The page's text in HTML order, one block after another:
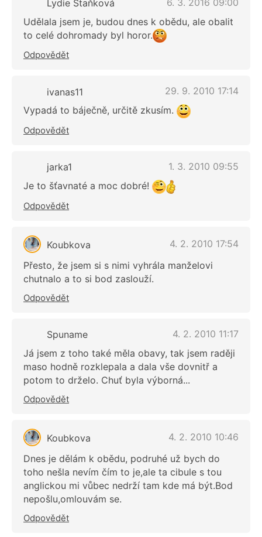
Lydie Staňková
Udělala jsem je, budou dnes k obědu, ale obalit
to celé dohromady byl horor.
Odpovědět
ivanas11
29. 9. 2010 17:14
Vypadá to báječně, určitě zkusím.
Odpovědět
jarka1
1. 3. 2010 09:55
Je to šťavnaté a moc dobré!
Odpovědět
Koubkova
4. 2. 2010 17:54
Přesto, že jsem si s nimi vyhrála manželovi
chutnalo a to si bod zaslouží.
Odpovědět
Spuname
4. 2. 2010 11:17
Já jsem z toho také měla obavy, tak jsem raději
maso hodně rozklepala a dala vše dovnitř a
potom to drželo. Chuť byla výborná...
Odpovědět
Koubkova
4. 2. 2010 10:46
Dnes je dělám k obědu, podruhé už bych do
toho nešla nevím čím to je,ale ta cibule s tou
anglickou mi vůbec nedrží tam kde má být.Bod
nepošlu,omlouvám se.
Odpovědět